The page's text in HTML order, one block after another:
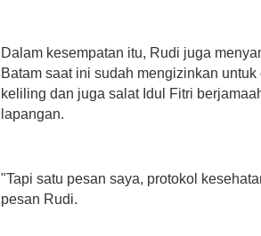
Dalam kesempatan itu, Rudi juga
Batam saat ini sudah mengizinkan
keliling dan juga salat Idul Fitri
lapangan.
"Tapi satu pesan saya, protokol
pesan Rudi.